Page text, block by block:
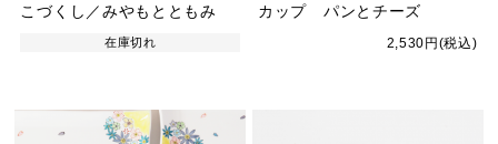
こづくし／みやもとともみ
在庫切れ
カップ パンとチーズ
2,530円(税込)